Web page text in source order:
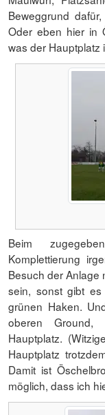
Beweggrund
Oder eben hier in
was der Hauptplatz
Beim
Komplettierung
Besuch der Anlage
sein, sonst gibt es
grünen Haken.
oberen
Hauptplatz.
Hauptplatz
Damit ist
möglich, dass ich